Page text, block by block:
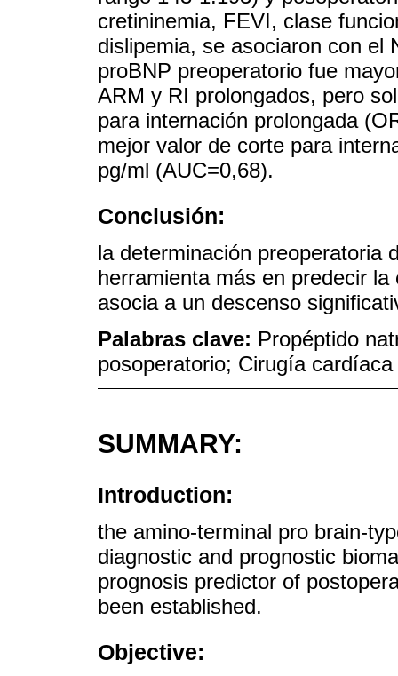
cretininemia, FEVI, clase
dislipemia, se asociaron con el
proBNP preoperatorio fue
ARM y RI prolongados, pero
para internación prolongada
mejor valor de corte para
pg/ml (AUC=0,68).
Conclusión:
la determinación preoperatoria
herramienta más en predecir
asocia a un descenso
Palabras clave: Propéptido
posoperatorio; Cirugía cardíaca
SUMMARY:
Introduction:
the amino-terminal pro brain-
diagnostic and prognostic
prognosis predictor of
been established.
Objective: